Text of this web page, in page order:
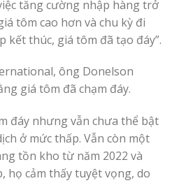
tăng cường nhập hàng trở
tôm cao hơn và chu kỳ đi
kết thúc, giá tôm đã tạo đáy”.
ông Donelson
giá tôm đã chạm đáy.
đáy nhưng vẫn chưa thể bật
ở mức thấp. Vẫn còn một
tồn kho từ năm 2022 và
cảm thấy tuyệt vọng, do